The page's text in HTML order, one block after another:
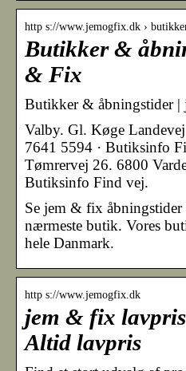
http s://www.jemogfix.dk ›
Butikker &
& Fix
Butikker & åbningstider
Valby. Gl. Køge
7641 5594 · Butiksinfo
Tømrervej 26. 6800
Butiksinfo Find vej.
Se jem & fix
nærmeste butik. Vores
hele Danmark.
http s://www.jemogfix.dk
jem & fix
Altid lavpris